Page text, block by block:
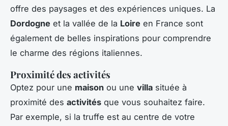
offre des paysages et des expériences uniques. La
Dordogne et la vallée de la Loire en France sont
également de belles inspirations pour comprendre
le charme des régions italiennes.
Proximité des activités
Optez pour une maison ou une villa située à
proximité des activités que vous souhaitez faire.
Par exemple, si la truffe est au centre de votre